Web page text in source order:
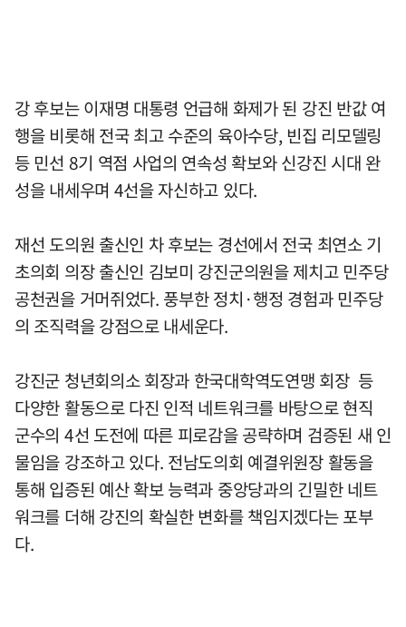
강 후보는 이재명 대통령 언급해 화제가 된 강진 반값 여
행을 비롯해 전국 최고 수준의 육아수당, 빈집 리모델링
등 민선 8기 역점 사업의 연속성 확보와 신강진 시대 완
성을 내세우며 4선을 자신하고 있다.
재선 도의원 출신인 차 후보는 경선에서 전국 최연소 기
초의회 의장 출신인 김보미 강진군의원을 제치고 민주당
공천권을 거머쥐었다. 풍부한 정치·행정 경험과 민주당
의 조직력을 강점으로 내세운다.
강진군 청년회의소 회장과 한국대학역도연맹 회장 등
다양한 활동으로 다진 인적 네트워크를 바탕으로 현직
군수의 4선 도전에 따른 피로감을 공략하며 검증된 새 인
물임을 강조하고 있다. 전남도의회 예결위원장 활동을
통해 입증된 예산 확보 능력과 중앙당과의 긴밀한 네트
워크를 더해 강진의 확실한 변화를 책임지겠다는 포부
다.